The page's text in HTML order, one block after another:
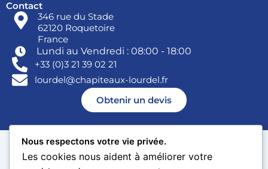
Contact
346 rue du Stade
62120 Roquetoire
France
Lundi au Vendredi : 08:00 - 18:00
+33 (0)3 21 39 02 21
lourdel@chapiteaux-lourdel.fr
Obtenir un devis
© Chapiteaux Lourdel 2026 – Politique de confidentialité
Mentions légales| Site réalisé parCleeck SAS
Nous respectons votre vie privée.
Les cookies nous aident à améliorer votre